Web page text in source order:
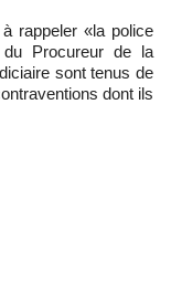
rappeler «la police
Procureur de la
sont tenus de
dont ils